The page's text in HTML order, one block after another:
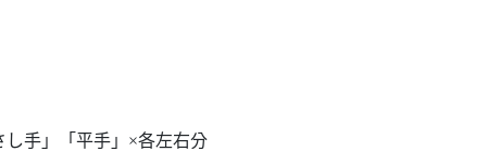
手」「平手」×各左右分